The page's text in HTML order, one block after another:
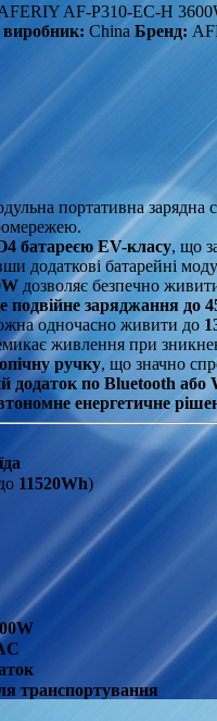
AF-P310-EC-H
виробник: China Бренд:
портативна зарядна
батареєю EV-класу, що
додаткові батарейні
дозволяє безпечно
подвійне заряджання до
одночасно живити до
живлення при
ручку, що значно
додаток по Bluetooth або
енергетичне
11520Wh)
транспортування